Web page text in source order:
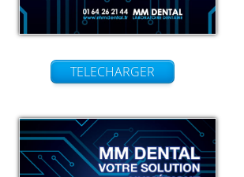
TELECHARGER